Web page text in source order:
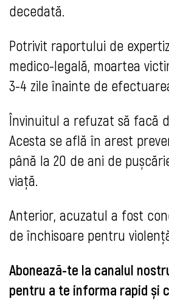
decedată.
Potrivit raportului de
medico-legală, moartea
3-4 zile înainte de
Învinuitul a refuzat să facă
Acesta se află în arest
până la 20 de ani de
viață.
Anterior, acuzatul a fost
de închisoare pentru
Abonează-te la canalul
pentru a te informa rapid și